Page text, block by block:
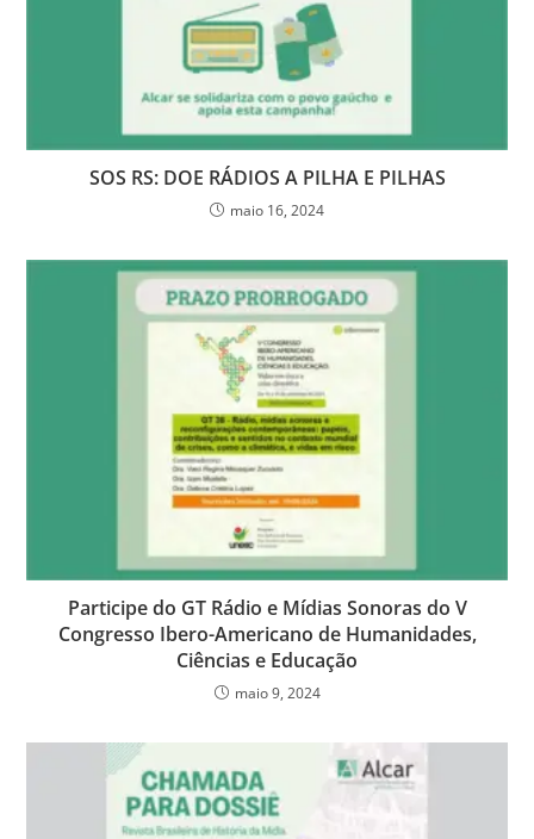
SOS RS: DOE RÁDIOS A PILHA E PILHAS
maio 16, 2024
Participe do GT Rádio e Mídias Sonoras do V
Congresso Ibero-Americano de Humanidades,
Ciências e Educação
maio 9, 2024